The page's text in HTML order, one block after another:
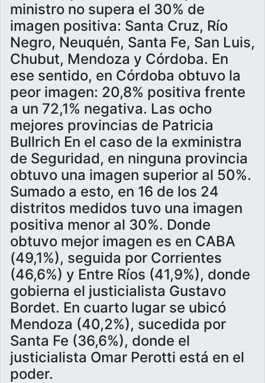
ministro no supera el 30% de
imagen positiva: Santa Cruz, Río
Negro, Neuquén, Santa Fe, San Luis,
Chubut, Mendoza y Córdoba. En
ese sentido, en Córdoba obtuvo la
peor imagen: 20,8% positiva frente
a un 72,1% negativa. Las ocho
mejores provincias de Patricia
Bullrich En el caso de la exministra
de Seguridad, en ninguna provincia
obtuvo una imagen superior al 50%.
Sumado a esto, en 16 de los 24
distritos medidos tuvo una imagen
positiva menor al 30%. Donde
obtuvo mejor imagen es en CABA
(49,1%), seguida por Corrientes
(46,6%) y Entre Ríos (41,9%), donde
gobierna el justicialista Gustavo
Bordet. En cuarto lugar se ubicó
Mendoza (40,2%), sucedida por
Santa Fe (36,6%), donde el
justicialista Omar Perotti está en el
poder.